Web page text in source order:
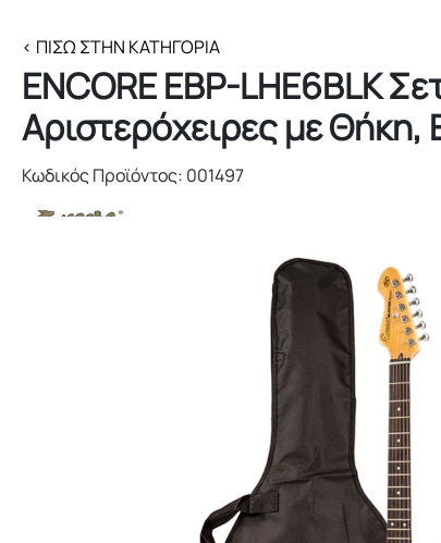
< ΠΊΣΩ ΣΤΗΝ ΚΑΤΗΓΟΡΊΑ
ENCORE EBP-LHE6BLK
Αριστερόχειρες με
Κωδικός Προϊόντος: 001497